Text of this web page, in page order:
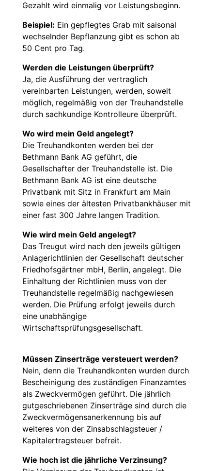
Gezahlt wird einmalig vor Leistungsbeginn.
Beispiel: Ein gepflegtes Grab mit saisonal
wechselnder Bepflanzung gibt es schon ab
50 Cent pro Tag.
Werden die Leistungen überprüft?
Ja, die Ausführung der vertraglich
vereinbarten Leistungen, werden, soweit
möglich, regelmäßig von der Treuhandstelle
durch sachkundige Kontrolleure überprüft.
Wo wird mein Geld angelegt?
Die Treuhandkonten werden bei der
Bethmann Bank AG geführt, die
Gesellschafter der Treuhandstelle ist. Die
Bethmann Bank AG ist eine deutsche
Privatbank mit Sitz in Frankfurt am Main
sowie eines der ältesten Privatbankhäuser mit
einer fast 300 Jahre langen Tradition.
Wie wird mein Geld angelegt?
Das Treugut wird nach den jeweils gültigen
Anlagerichtlinien der Gesellschaft deutscher
Friedhofsgärtner mbH, Berlin, angelegt. Die
Einhaltung der Richtlinien muss von der
Treuhandstelle regelmäßig nachgewiesen
werden. Die Prüfung erfolgt jeweils durch
eine unabhängige
Wirtschaftsprüfungsgesellschaft.
Müssen Zinserträge versteuert werden?
Nein, denn die Treuhandkonten wurden durch
Bescheinigung des zuständigen Finanzamtes
als Zweckvermögen geführt. Die jährlich
gutgeschriebenen Zinserträge sind durch die
Zweckvermögensanerkennung bis auf
weiteres von der Zinsabschlagsteuer /
Kapitalertragsteuer befreit.
Wie hoch ist die jährliche Verzinsung?